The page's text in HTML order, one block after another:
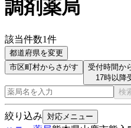
調剤薬局
該当件数1件
都道府県を変更
市区町村からさがす
受付時間か
17時以降
検
絞り込み 対応メニュー